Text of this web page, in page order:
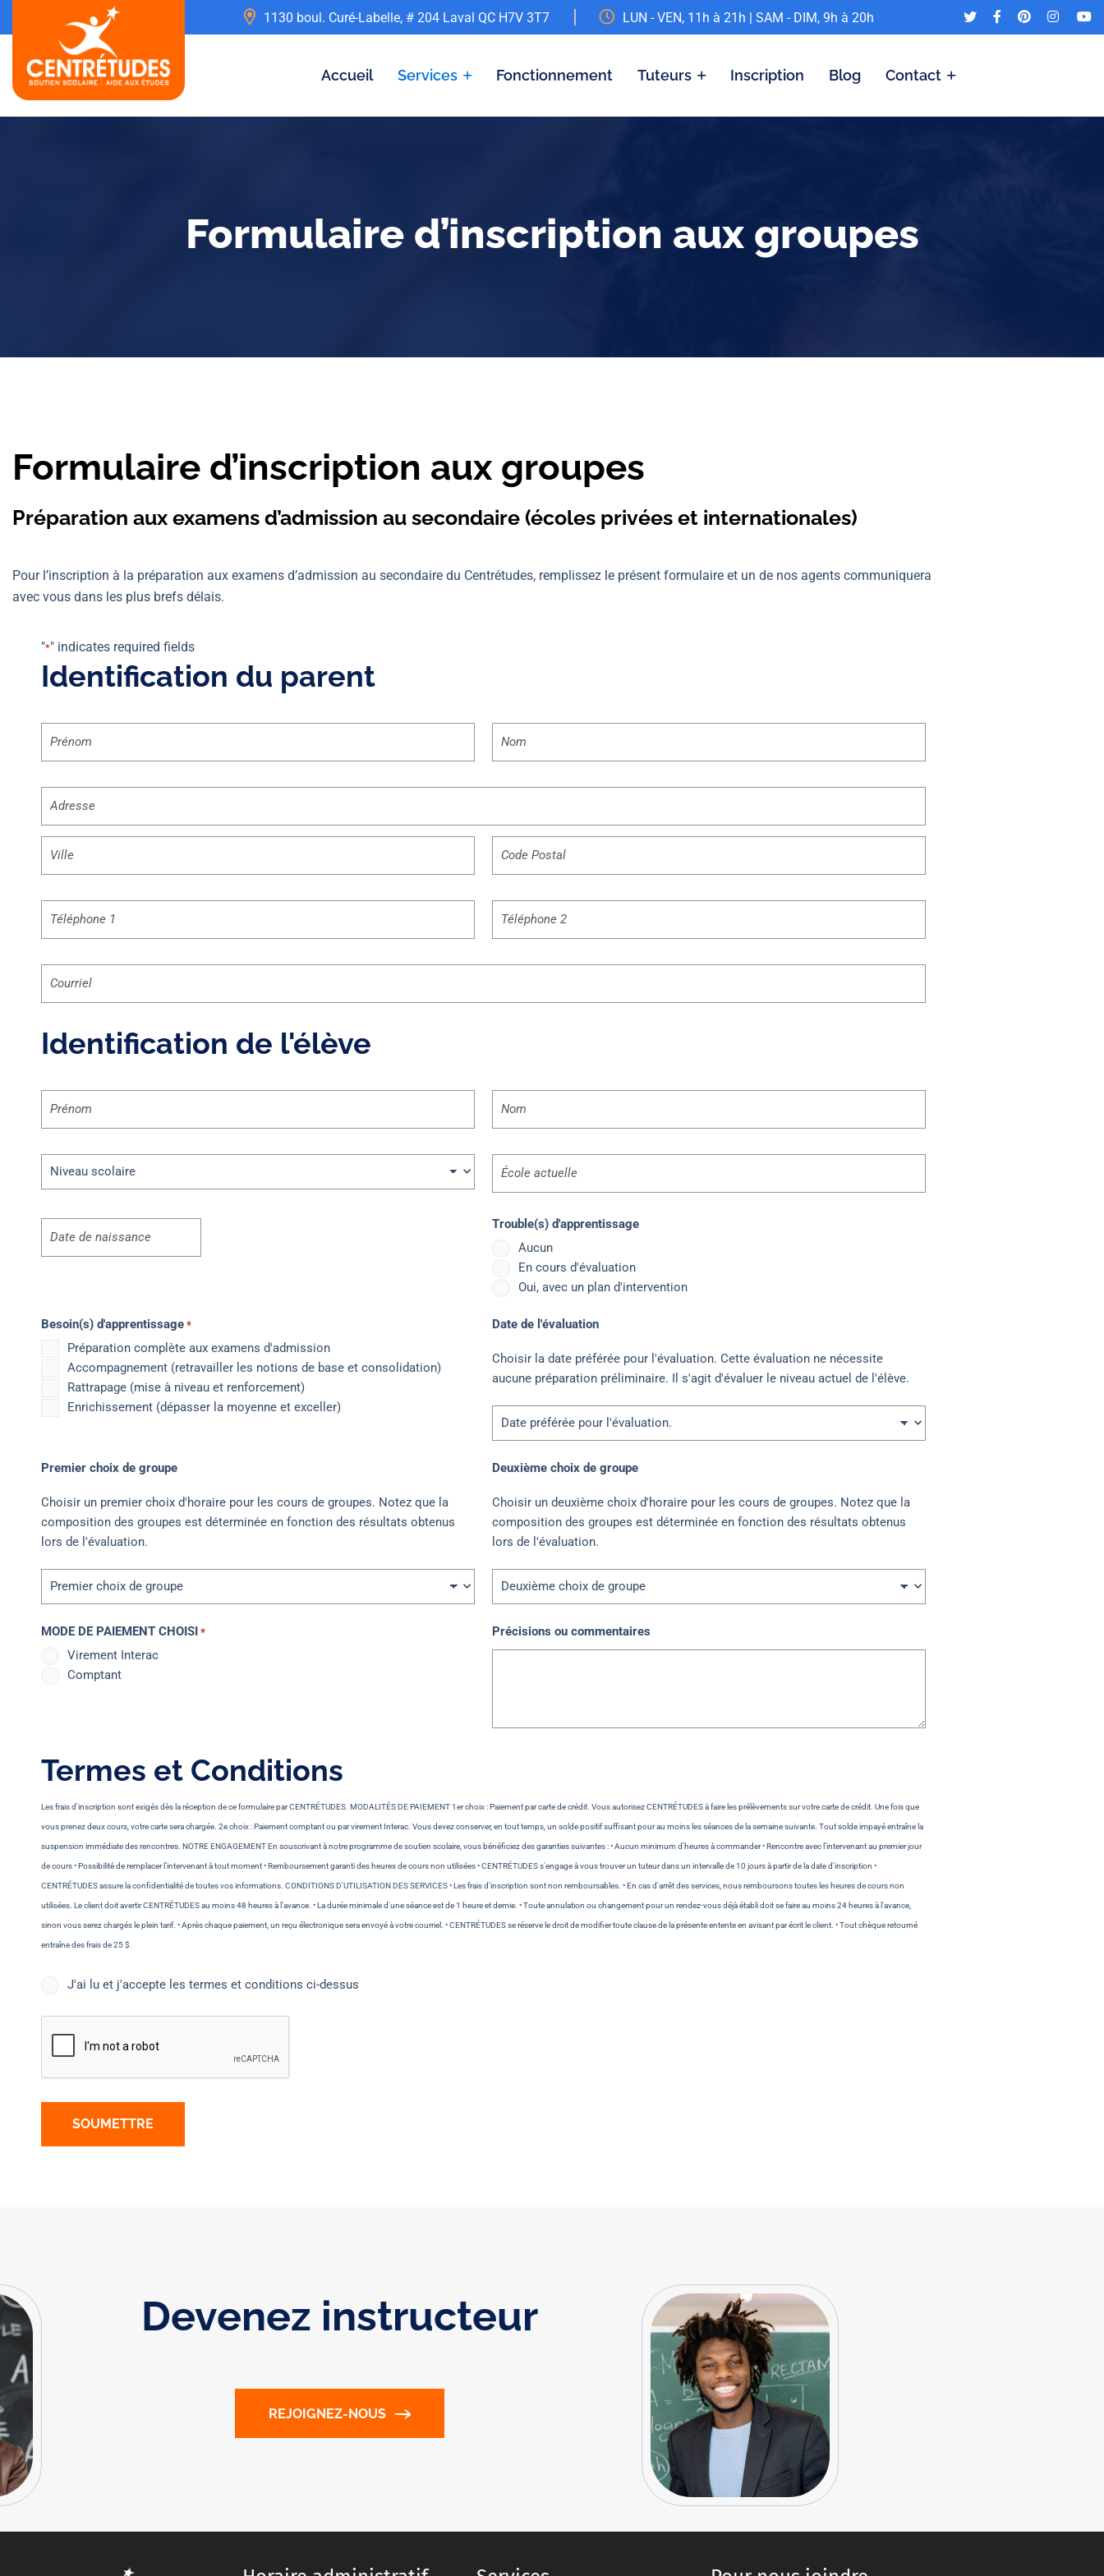
1130 boul. Curé-Labelle, # 204 Laval QC H7V 3T7 LUN - VEN, 11h à 21h | SAM - DIM, 9h à 20h
Accueil Services Fonctionnement Tuteurs Inscription Blog Contact
Formulaire d’inscription aux groupes
Formulaire d’inscription aux groupes
Préparation aux examens d’admission au secondaire (écoles privées et internationales)
Pour l’inscription à la préparation aux examens d’admission au secondaire du Centrétudes, remplissez le présent formulaire et un de nos agents communiquera
avec vous dans les plus brefs délais.
"*" indicates required fields
Identification du parent
Nom
Adresse
Téléphone
Téléphone
Courriel
Identification de l'élève
Nom
Niveau
scolaire
Sans
titre
Date
Trouble(s) d'apprentissage
Aucun
En cours d'évaluation
Oui, avec un plan d'intervention
Besoin(s) d'apprentissage *
Préparation complète aux examens d'admission
Accompagnement (retravailler les notions de base et consolidation)
Rattrapage (mise à niveau et renforcement)
Enrichissement (dépasser la moyenne et exceller)
Date de l'évaluation
Choisir la date préférée pour l'évaluation. Cette évaluation ne nécessite
aucune préparation préliminaire. Il s'agit d'évaluer le niveau actuel de l'élève.
Premier choix de groupe
Choisir un premier choix d'horaire pour les cours de groupes. Notez que la
composition des groupes est déterminée en fonction des résultats obtenus
lors de l'évaluation.
Deuxième choix de groupe
Choisir un deuxième choix d'horaire pour les cours de groupes. Notez que la
composition des groupes est déterminée en fonction des résultats obtenus
lors de l'évaluation.
MODE DE PAIEMENT CHOISI *
Virement Interac
Comptant
Précisions ou commentaires
Termes et Conditions
Les frais d'inscription sont exigés dès la réception de ce formulaire par CENTRÉTUDES. MODALITÉS DE PAIEMENT 1er choix : Paiement par carte de crédit. Vous autorisez CENTRÉTUDES à faire les prélèvements sur votre carte de crédit. Une fois que
vous prenez deux cours, votre carte sera chargée. 2e choix : Paiement comptant ou par virement Interac. Vous devez conserver, en tout temps, un solde positif suffisant pour au moins les séances de la semaine suivante. Tout solde impayé entraîne la
suspension immédiate des rencontres. NOTRE ENGAGEMENT En souscrivant à notre programme de soutien scolaire, vous bénéficiez des garanties suivantes : • Aucun minimum d’heures à commander • Rencontre avec l’intervenant au premier jour
de cours • Possibilité de remplacer l’intervenant à tout moment • Remboursement garanti des heures de cours non utilisées • CENTRÉTUDES s'engage à vous trouver un tuteur dans un intervalle de 10 jours à partir de la date d'inscription •
CENTRÉTUDES assure la confidentialité de toutes vos informations. CONDITIONS D'UTILISATION DES SERVICES • Les frais d'inscription sont non remboursables. • En cas d'arrêt des services, nous remboursons toutes les heures de cours non
utilisées. Le client doit avertir CENTRÉTUDES au moins 48 heures à l’avance. • La durée minimale d'une séance est de 1 heure et demie. • Toute annulation ou changement pour un rendez-vous déjà établi doit se faire au moins 24 heures à l'avance,
sinon vous serez chargés le plein tarif. • Après chaque paiement, un reçu électronique sera envoyé à votre courriel. • CENTRÉTUDES se réserve le droit de modifier toute clause de la présente entente en avisant par écrit le client. • Tout chèque retourné
entraîne des frais de 25 $.
*
J'ai lu et j'accepte les termes et conditions ci-dessus
Devenez instructeur
REJOIGNEZ-NOUS